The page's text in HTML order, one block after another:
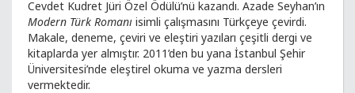
Cevdet Kudret Jüri Özel Ödülü’nü kazandı. Azade Seyhan’ın
Modern Türk Romanı isimli çalışmasını Türkçeye çevirdi.
Makale, deneme, çeviri ve eleştiri yazıları çeşitli dergi ve
kitaplarda yer almıştır. 2011’den bu yana İstanbul Şehir
Üniversitesi’nde eleştirel okuma ve yazma dersleri
vermektedir.